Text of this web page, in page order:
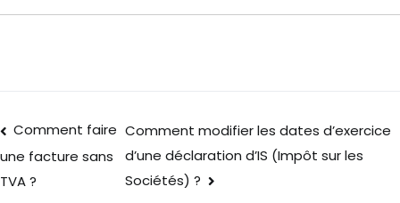
Comment faire
une facture sans
TVA ?
Comment modifier les dates d’exercice
d’une déclaration d’IS (Impôt sur les
Sociétés) ?